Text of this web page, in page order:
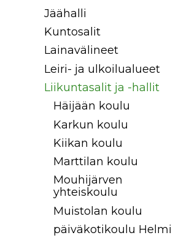
Jäähalli
Kuntosalit
Lainavälineet
Leiri- ja ulkoilualueet
Liikuntasalit ja -hallit
Häijään koulu
Karkun koulu
Kiikan koulu
Marttilan koulu
Mouhijärven
yhteiskoulu
Muistolan koulu
päiväkotikoulu Helmi